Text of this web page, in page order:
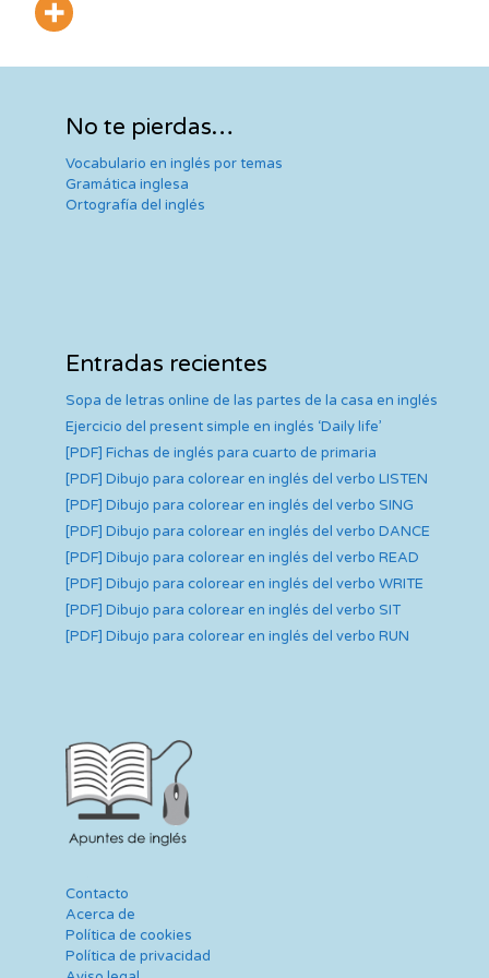
No te pierdas…
Vocabulario en inglés por temas
Gramática inglesa
Ortografía del inglés
Entradas recientes
Sopa de letras online de las partes de la casa en inglés
Ejercicio del present simple en inglés ‘Daily life’
[PDF] Fichas de inglés para cuarto de primaria
[PDF] Dibujo para colorear en inglés del verbo LISTEN
[PDF] Dibujo para colorear en inglés del verbo SING
[PDF] Dibujo para colorear en inglés del verbo DANCE
[PDF] Dibujo para colorear en inglés del verbo READ
[PDF] Dibujo para colorear en inglés del verbo WRITE
[PDF] Dibujo para colorear en inglés del verbo SIT
[PDF] Dibujo para colorear en inglés del verbo RUN
Contacto
Acerca de
Política de cookies
Política de privacidad